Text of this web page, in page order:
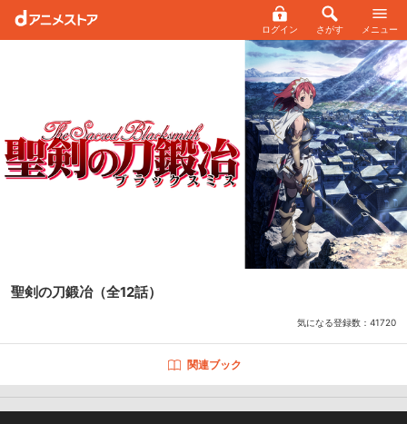
ログイン さがす メニュー
聖剣の刀鍛冶（全12話）
気になる登録数： 41720
関連ブック